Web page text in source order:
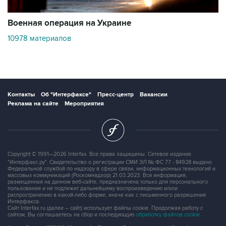
Военная операция на Украине
10978 материалов
Контакты Об "Интерфаксе" Пресс-центр
Вакансии
Реклама на сайте
Мероприятия
Copyright © 1991—2026 Interfax. Все права защищены. Сетевое издание
"Интерфакс.ру". Свидетельство о регистрации СМИ ЭЛ № ФС 77 - 84928 выдано
Федеральной службой по надзору в сфере связи, информационных технологий и
массовых коммуникаций (Роскомнадзор) 21.03.2023. Вся информация,
размещенная на данном веб-сайте, предназначена только для персонального
пользования и не подлежит дальнейшему воспроизведению и/или
распространению в какой-либо форме, иначе как с письменного разрешения
Интерфакса.
Сайт Interfax.ru (далее – сайт) использует файлы cookie. Продолжая работу с
сайтом, Вы соглашаетесь на сбор и последующую обработку файлов cookie.